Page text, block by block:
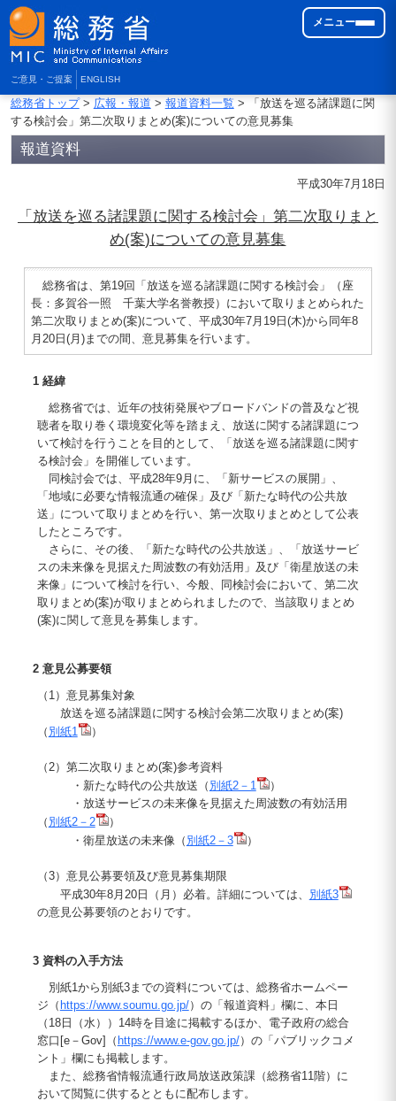
ご意見・ご提案 ENGLISH
メニュー
総務省トップ> 広報・報道 > 報道資料一覧> 「放送を巡る諸課題に関
する検討会」第二次取りまとめ(案)についての意見募集
報道資料
平成30年7月18日
「放送を巡る諸課題に関する検討会」第二次取りまと
め(案)についての意見募集
総務省は、第19回「放送を巡る諸課題に関する検討会」（座
長：多賀谷一照 千葉大学名誉教授）において取りまとめられた
第二次取りまとめ(案)について、平成30年7月19日(木)から同年8
月20日(月)までの間、意見募集を行います。
1 経緯
総務省では、近年の技術発展やブロードバンドの普及など視
聴者を取り巻く環境変化等を踏まえ、放送に関する諸課題につ
いて検討を行うことを目的として、「放送を巡る諸課題に関す
る検討会」を開催しています。
同検討会では、平成28年9月に、「新サービスの展開」、
「地域に必要な情報流通の確保」及び「新たな時代の公共放
送」について取りまとめを行い、第一次取りまとめとして公表
したところです。
さらに、その後、「新たな時代の公共放送」、「放送サービ
スの未来像を見据えた周波数の有効活用」及び「衛星放送の未
来像」について検討を行い、今般、同検討会において、第二次
取りまとめ(案)が取りまとめられましたので、当該取りまとめ
(案)に関して意見を募集します。
2 意見公募要領
（1）意見募集対象
放送を巡る諸課題に関する検討会第二次取りまとめ(案)
（ 別紙1 ）
（2）第二次取りまとめ(案)参考資料
・新たな時代の公共放送（ 別紙2－1
）
・放送サービスの未来像を見据えた周波数の有効活用
（ 別紙2－2
）
・衛星放送の未来像（ 別紙2－3 ）
（3）意見公募要領及び意見募集期限
平成30年8月20日（月）必着。詳細については、 別紙3
の意見公募要領のとおりです。
3 資料の入手方法
別紙1から別紙3までの資料については、総務省ホームペー
ジ（ https://www.soumu.go.jp/）の「報道資料」欄に、本日
（18日（水））14時を目途に掲載するほか、電子政府の総合
窓口[e－Gov]（ https://www.e-gov.go.jp/）の「パブリックコメ
ント」欄にも掲載します。
また、総務省情報流通行政局放送政策課（総務省11階）に
おいて閲覧に供するとともに配布します。